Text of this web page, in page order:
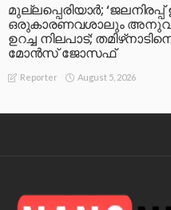
മുല്ലപ്പെരിയാര്‍;
ഒരുകാരണവശാലും
ഉറച്ച നിലപാട്;
മോന്‍സ് ജോസഫ്
Reporter August 5, 2026